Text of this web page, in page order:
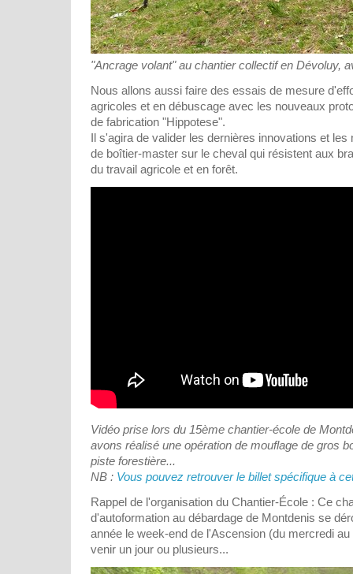
"Ancrage volant" au chantier collectif en Dévoluy,
Nous allons aussi faire des essais de mesure
agricoles et en débuscage avec les nouveaux
de fabrication "Hippotese".
Il s'agira de valider les dernières innovations et les
de boîtier-master sur le cheval qui résistent aux
du travail agricole et en forêt.
Vidéo prise lors du 15ème chantier-école de
avons réalisé une opération de mouflage de gros
piste forestière...
NB : Vous pouvez retrouver le billet spécifique à
Rappel de l'organisation du Chantier-École : Ce
d'autoformation au débardage de Montdenis se
année le week-end de l'Ascension (du mercredi
venir un jour ou plusieurs...